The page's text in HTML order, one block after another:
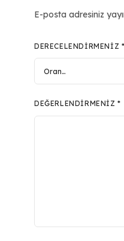
E-posta adresiniz
DERECELENDIRMENIZ *
DEĞERLENDIRMENIZ*